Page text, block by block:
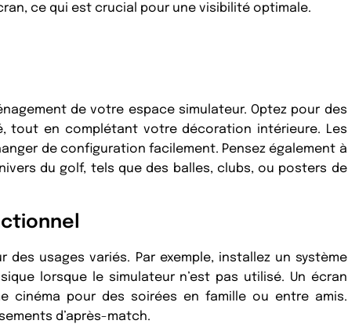
ce qui est crucial pour une visibilité optimale.
de votre espace simulateur. Optez pour des
tout en complétant votre décoration intérieure. Les
de configuration facilement. Pensez également à
du golf, tels que des balles, clubs, ou posters de
usages variés. Par exemple, installez un système
lorsque le simulateur n’est pas utilisé. Un écran
cinéma pour des soirées en famille ou entre amis.
d’après-match.